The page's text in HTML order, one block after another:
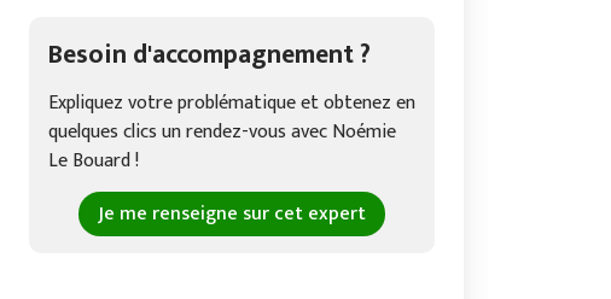
Besoin d'accompagnement ?
Expliquez votre problématique et obtenez en
quelques clics un rendez-vous avec Noémie
Le Bouard !
Je me renseigne sur cet expert